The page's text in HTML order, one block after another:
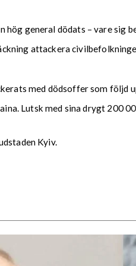
hög general dödats – vare sig
attackera
med dödsoffer som följd
Lutsk med sina drygt 200
Kyiv.